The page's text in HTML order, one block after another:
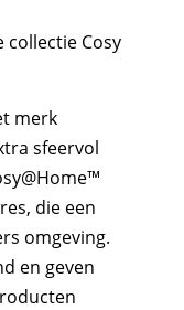
collectie Cosy
merk
sfeervol
die een
omgeving.
en geven